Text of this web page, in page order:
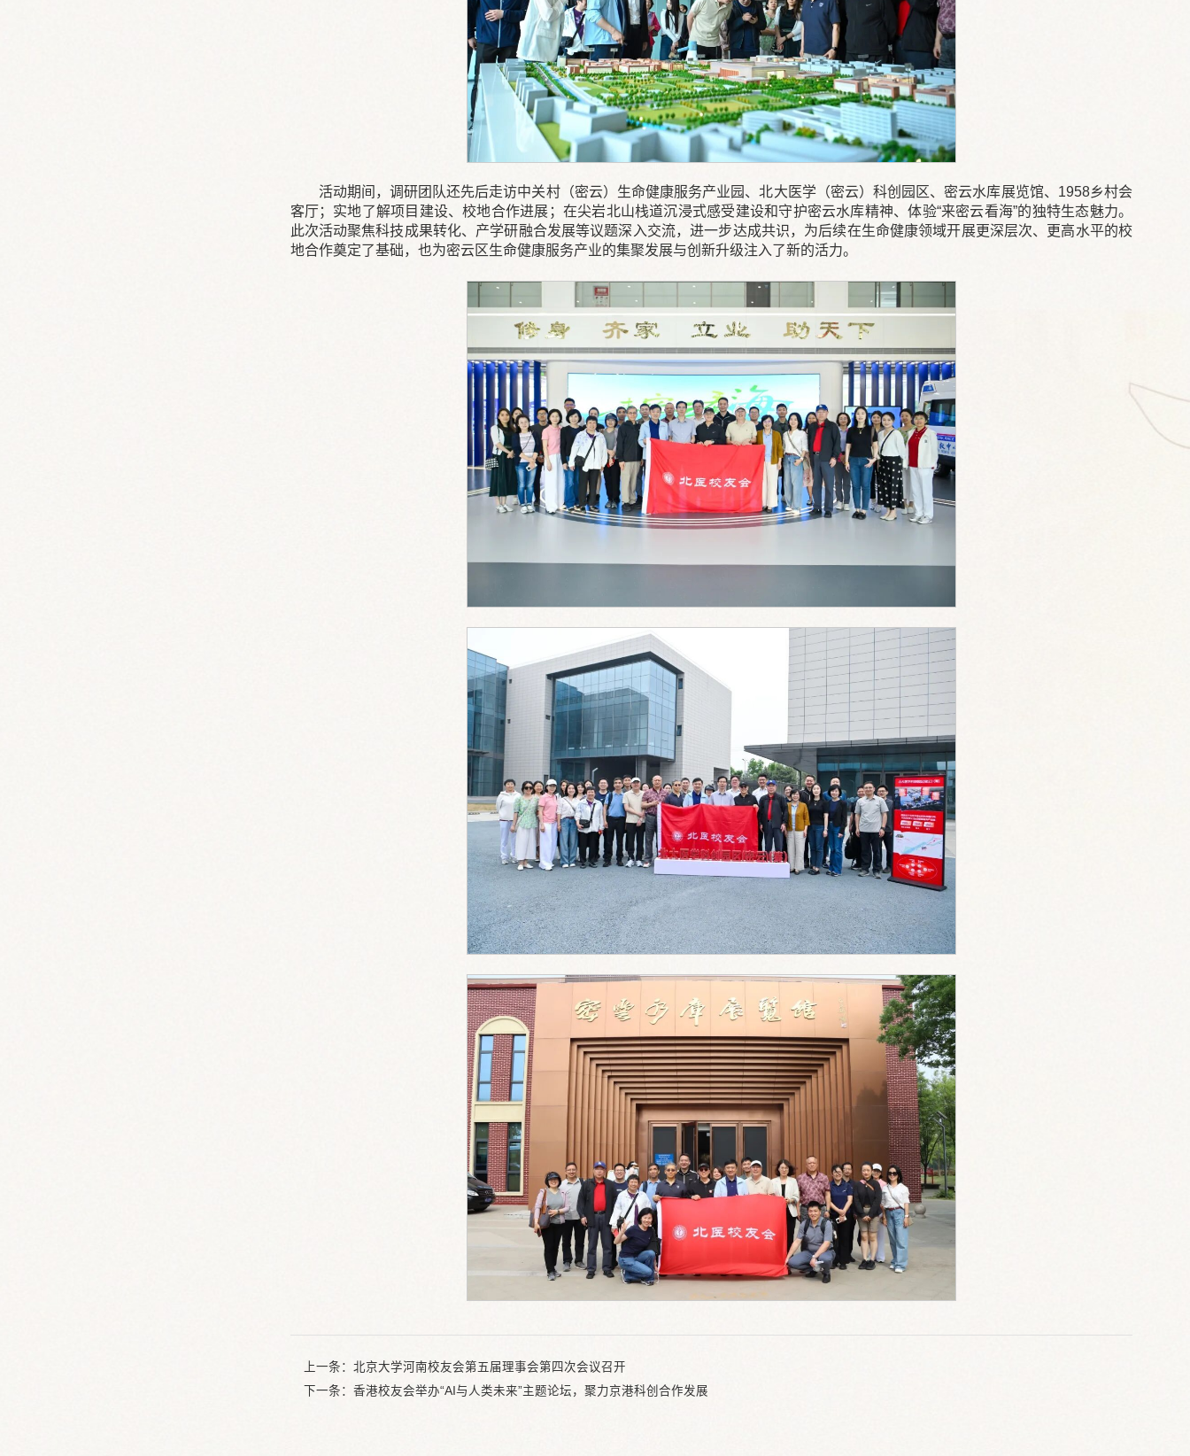
活动期间，调研团队还先后走访中关村（密云）生命健康服务产业园、北大医学（密云）科创园区、密云水库展览馆、1958乡村会
客厅；实地了解项目建设、校地合作进展；在尖岩北山栈道沉浸式感受建设和守护密云水库精神、体验“来密云看海”的独特生态魅力。
此次活动聚焦科技成果转化、产学研融合发展等议题深入交流，进一步达成共识，为后续在生命健康领域开展更深层次、更高水平的校
地合作奠定了基础，也为密云区生命健康服务产业的集聚发展与创新升级注入了新的活力。
上一条： 北京大学河南校友会第五届理事会第四次会议召开
下一条： 香港校友会举办“AI与人类未来”主题论坛，聚力京港科创合作发展